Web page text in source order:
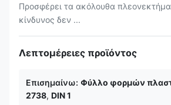
Προσφέρει τα ακόλουθα
κίνδυνος δεν ...
Λεπτομέρειες προϊόντος
Επισημαίνω: Φύλλο φορμών
2738, DIN 1